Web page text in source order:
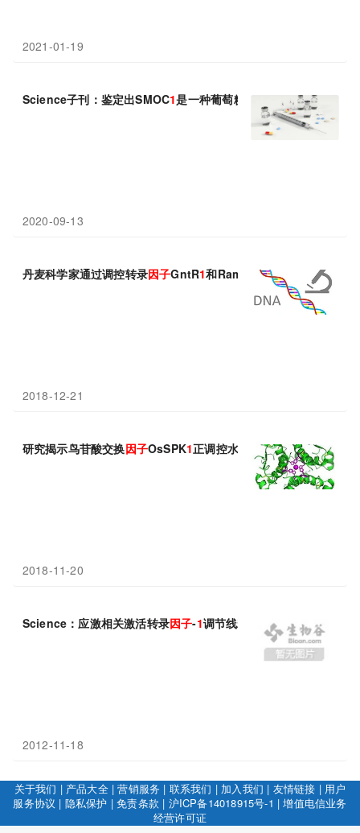
2021-01-19
Science子刊：鉴定出SMOC1是一种葡萄糖 反应性肝脏因子，有
2020-09-13
丹麦科学家通过调控转录因子GntR1和RamA提高谷氨酸棒杆菌的
2018-12-21
研究揭示鸟苷酸交换因子OsSPK1正调控水稻免疫反应的机制
2018-11-20
Science：应激相关激活转录因子-1调节线粒体非折叠蛋白反应
2012-11-18
关于我们 | 产品大全|营销服务 | 联系我们 | 加入我们 | 友情链接 | 用户
服务协议 | 隐私保护 |免责条款 | 沪ICP备14018915号-1 |增值电信业务
经营许可证